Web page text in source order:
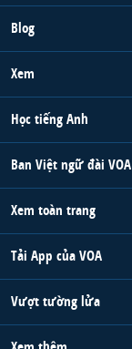
Blog
Xem
Học tiếng Anh
Ban Việt ngữ đài VOA
Xem toàn trang
Tải App của VOA
Vượt tường lửa